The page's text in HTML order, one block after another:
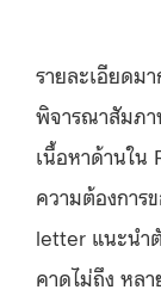
รายละเอียดม
พิจารณาสัมภา
เนื้อหาด้านใน
ความต้องการ
letter แนะนำ
คาดไม่ถึง หล